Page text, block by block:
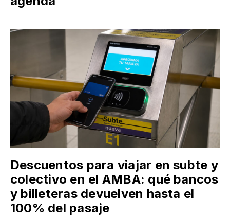
Descuentos para viajar en subte y
colectivo en el AMBA: qué bancos
y billeteras devuelven hasta el
100% del pasaje